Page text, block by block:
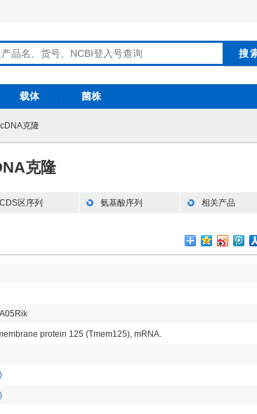
载体 菌株
克隆
克隆
CDS区序列 氨基酸序列 相关产品
protein 125 (Tmem125), mRNA.